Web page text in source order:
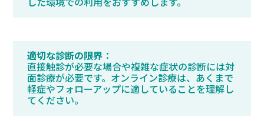
適切な診断の限界 ：
直接触診が必要な場合や複雑な症状の診断には対
面診療が必要です。オンライン診療は、あくまで
軽症やフォローアップに適していることを理解し
てください。